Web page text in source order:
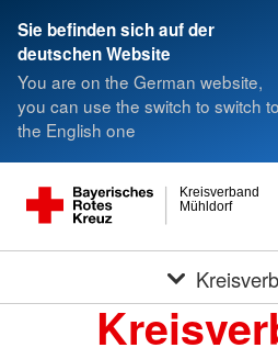
Sie befinden sich auf der
deutschen Website
You are on the German website,
you can use the switch to switch to
the English one
Mühldorf
Kreisverband